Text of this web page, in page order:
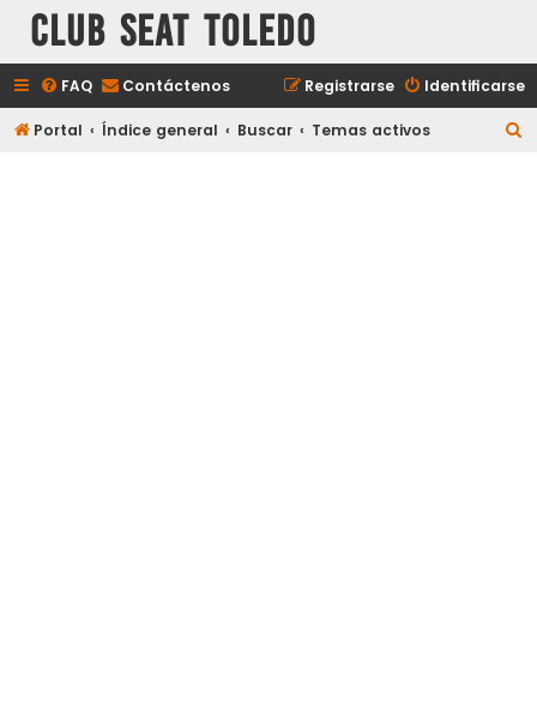
Club Seat Toledo
FAQ Contáctenos Identificarse
Registrarse
Portal Índice general Buscar Temas activos